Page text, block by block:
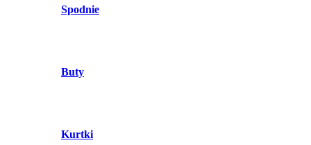
Spodnie
Buty
Kurtki